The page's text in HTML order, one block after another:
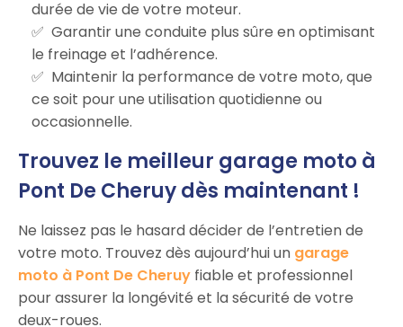
durée de vie de votre moteur.
Garantir une conduite plus sûre en optimisant
le freinage et l’adhérence.
Maintenir la performance de votre moto, que
ce soit pour une utilisation quotidienne ou
occasionnelle.
Trouvez le meilleur garage moto à
Pont De Cheruy dès maintenant !
Ne laissez pas le hasard décider de l’entretien de
votre moto. Trouvez dès aujourd’hui un garage
moto à Pont De Cheruy fiable et professionnel
pour assurer la longévité et la sécurité de votre
deux-roues.